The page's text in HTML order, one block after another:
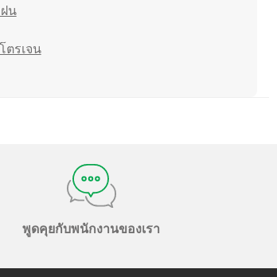
น
ตรเจน
พูดคุยกับพนักงานของเรา